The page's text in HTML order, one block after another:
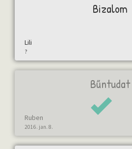
Bizalom
Lili
?
Bűntudat
Ruben
2016. jan. 8.